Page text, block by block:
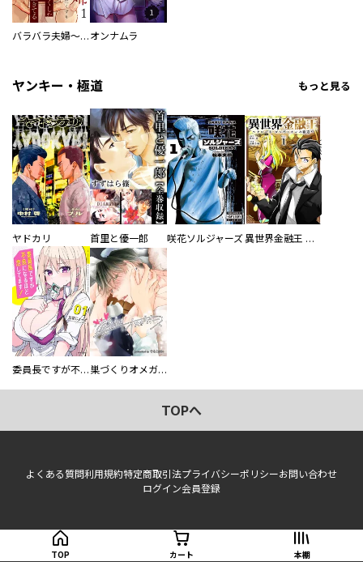
バラバラ夫婦～手足をなくした夫はまだ生きてる オンナムラ
ヤンキー・極道 もっと見る
ヤドカリ 首里と優一郎 咲花ソルジャーズ 異世界金融王 ～クローネ・ゴルディオンの覇道～
委員長ですが不良になるほど恋してます！ 巣づくりオメガバース
TOPへ
よくある質問利用規約特定商取引法プライバシーポリシーお問い合わせ
ログイン会員登録
TOP カート 本棚